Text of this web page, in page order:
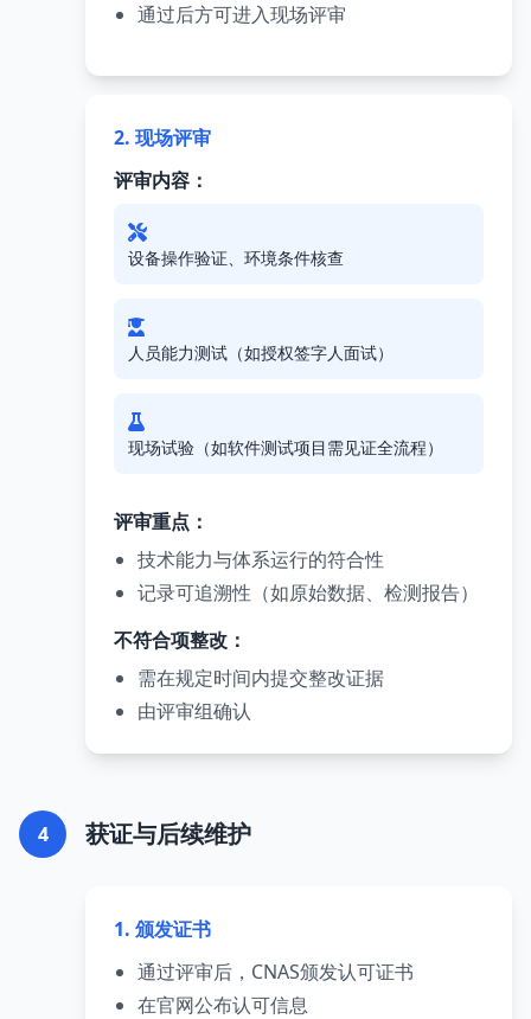
通过后方可进入现场评审
2. 现场评审
评审内容：
设备操作验证、环境条件核查
人员能力测试（如授权签字人面试）
现场试验（如软件测试项目需见证全流程）
评审重点：
技术能力与体系运行的符合性
记录可追溯性（如原始数据、检测报告）
不符合项整改：
需在规定时间内提交整改证据
由评审组确认
4 获证与后续维护
1. 颁发证书
通过评审后，CNAS颁发认可证书
在官网公布认可信息